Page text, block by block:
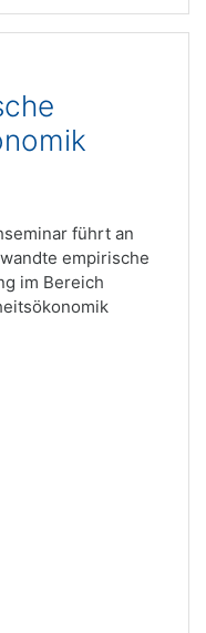
führt an
empirische
im Bereich